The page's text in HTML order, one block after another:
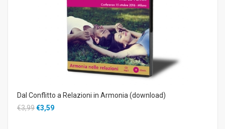
Dal Conflitto a Relazioni in Armonia (download)
€3,99€3,59